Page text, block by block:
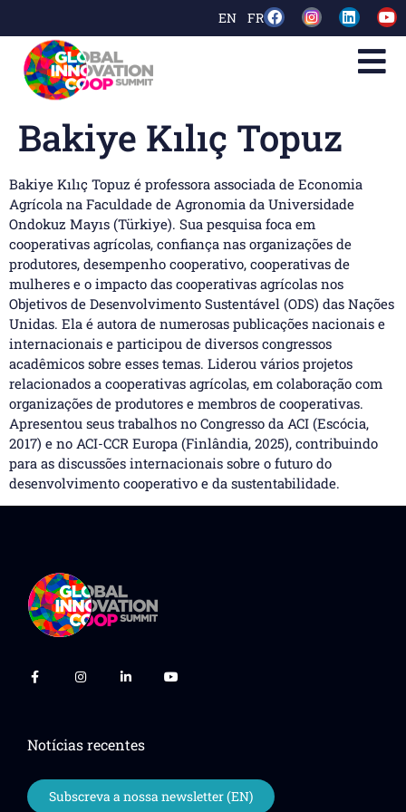
EN FR
Bakiye Kılıç Topuz
Bakiye Kılıç Topuz é professora associada de Economia
Agrícola na Faculdade de Agronomia da Universidade
Ondokuz Mayıs (Türkiye). Sua pesquisa foca em
cooperativas agrícolas, confiança nas organizações de
produtores, desempenho cooperativo, cooperativas de
mulheres e o impacto das cooperativas agrícolas nos
Objetivos de Desenvolvimento Sustentável (ODS) das Nações
Unidas. Ela é autora de numerosas publicações nacionais e
internacionais e participou de diversos congressos
acadêmicos sobre esses temas. Liderou vários projetos
relacionados a cooperativas agrícolas, em colaboração com
organizações de produtores e membros de cooperativas.
Apresentou seus trabalhos no Congresso da ACI (Escócia,
2017) e no ACI-CCR Europa (Finlândia, 2025), contribuindo
para as discussões internacionais sobre o futuro do
desenvolvimento cooperativo e da sustentabilidade.
Notícias recentes
Subscreva a nossa newsletter (EN)